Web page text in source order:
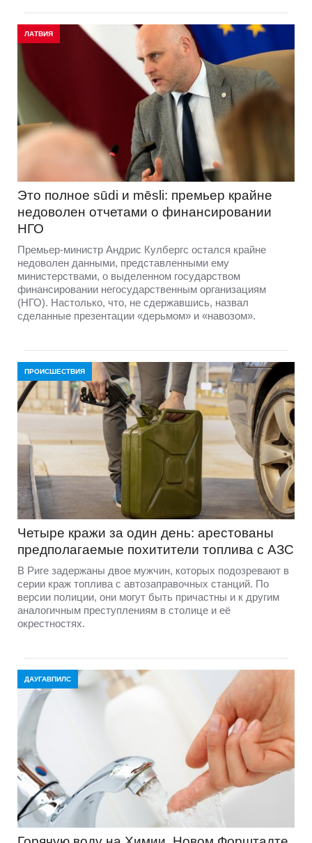
ЛАТВИЯ
Это полное sūdi и mēsli: премьер крайне
недоволен отчетами о финансировании
НГО
Премьер-министр Андрис Кулбергс остался крайне
недоволен данными, представленными ему
министерствами, о выделенном государством
финансировании негосударственным организациям
(НГО). Настолько, что, не сдержавшись, назвал
сделанные презентации «дерьмом» и «навозом».
ПРОИСШЕСТВИЯ
Четыре кражи за один день: арестованы
предполагаемые похитители топлива с АЗС
В Риге задержаны двое мужчин, которых подозревают в
серии краж топлива с автозаправочных станций. По
версии полиции, они могут быть причастны и к другим
аналогичным преступлениям в столице и её
окрестностях.
ДАУГАВПИЛС